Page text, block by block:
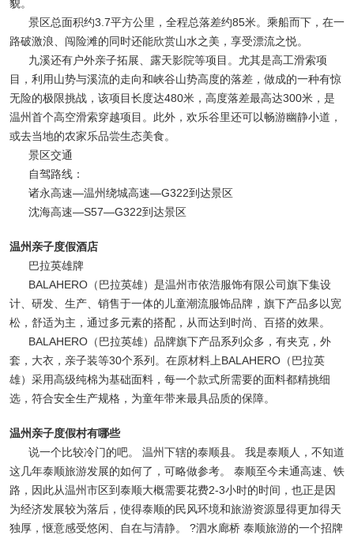
貌。
景区总面积约3.7平方公里，全程总落差约85米。乘船而下，在一
路破激浪、闯险滩的同时还能欣赏山水之美，享受漂流之悦。
九溪还有户外亲子拓展、露天影院等项目。尤其是高工滑索项
目，利用山势与溪流的走向和峡谷山势高度的落差，做成的一种有惊
无险的极限挑战，该项目长度达480米，高度落差最高达300米，是
温州首个高空滑索穿越项目。此外，欢乐谷里还可以畅游幽静小道，
或去当地的农家乐品尝生态美食。
景区交通
自驾路线：
诸永高速—温州绕城高速—G322到达景区
沈海高速—S57—G322到达景区
温州亲子度假酒店
巴拉英雄牌
BALAHERO（巴拉英雄）是温州市依浩服饰有限公司旗下集设
计、研发、生产、销售于一体的儿童潮流服饰品牌，旗下产品多以宽
松，舒适为主，通过多元素的搭配，从而达到时尚、百搭的效果。
BALAHERO（巴拉英雄）品牌旗下产品系列众多，有夹克，外
套，大衣，亲子装等30个系列。在原材料上BALAHERO（巴拉英
雄）采用高级纯棉为基础面料，每一个款式所需要的面料都精挑细
选，符合安全生产规格，为童年带来最具品质的保障。
温州亲子度假村有哪些
说一个比较冷门的吧。 温州下辖的泰顺县。 我是泰顺人，不知道
这几年泰顺旅游发展的如何了，可略做参考。 泰顺至今未通高速、铁
路，因此从温州市区到泰顺大概需要花费2-3小时的时间，也正是因
为经济发展较为落后，使得泰顺的民风环境和旅游资源显得更加得天
独厚，惬意感受悠闲、自在与清静。 ?泗水廊桥 泰顺旅游的一个招牌